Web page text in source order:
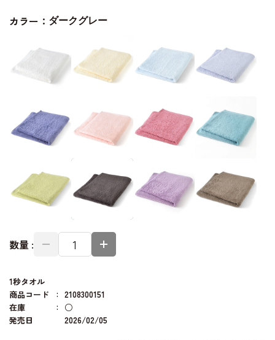
カラー： ダークグレー
数量 :
1秒タオル
商品コード
2108300151
在庫
○
発売日
2026/02/05